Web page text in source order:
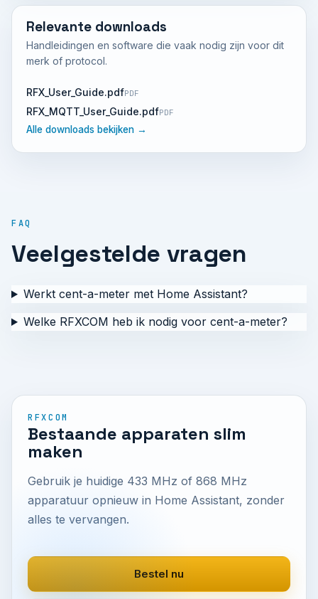
Relevante downloads
Handleidingen en software die vaak nodig zijn voor dit
merk of protocol.
RFX_User_Guide.pdfPDF
RFX_MQTT_User_Guide.pdfPDF
Alle downloads bekijken →
FAQ
Veelgestelde vragen
Werkt cent-a-meter met Home Assistant?
Welke RFXCOM heb ik nodig voor cent-a-meter?
RFXCOM
Bestaande apparaten slim
maken
Gebruik je huidige 433 MHz of 868 MHz
apparatuur opnieuw in Home Assistant, zonder
alles te vervangen.
Bestel nu